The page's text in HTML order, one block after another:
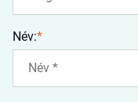
Név:*